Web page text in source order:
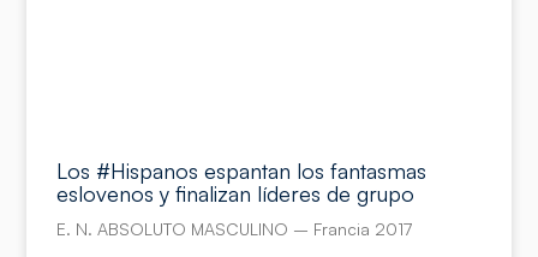
Los #Hispanos espantan los fantasmas
eslovenos y finalizan líderes de grupo
E. N. ABSOLUTO MASCULINO – Francia 2017